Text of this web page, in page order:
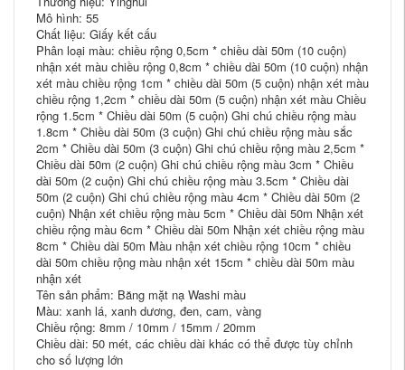
Mô hình: 55
Chất liệu: Giấy kết cấu
Phân loại màu: chiều rộng 0,5cm * chiều dài 50m (10 cuộn)
nhận xét màu chiều rộng 0,8cm * chiều dài 50m (10 cuộn) nhận
xét màu chiều rộng 1cm * chiều dài 50m (5 cuộn) nhận xét màu
chiều rộng 1,2cm * chiều dài 50m (5 cuộn) nhận xét màu Chiều
rộng 1.5cm * Chiều dài 50m (5 cuộn) Ghi chú chiều rộng màu
1.8cm * Chiều dài 50m (3 cuộn) Ghi chú chiều rộng màu sắc
2cm * Chiều dài 50m (3 cuộn) Ghi chú chiều rộng màu 2,5cm *
Chiều dài 50m (2 cuộn) Ghi chú chiều rộng màu 3cm * Chiều
dài 50m (2 cuộn) Ghi chú chiều rộng màu 3.5cm * Chiều dài
50m (2 cuộn) Ghi chú chiều rộng màu 4cm * Chiều dài 50m (2
cuộn) Nhận xét chiều rộng màu 5cm * Chiều dài 50m Nhận xét
chiều rộng màu 6cm * Chiều dài 50m Nhận xét chiều rộng màu
8cm * Chiều dài 50m Màu nhận xét chiều rộng 10cm * chiều
dài 50m chiều rộng màu nhận xét 15cm * chiều dài 50m màu
nhận xét
Tên sản phẩm: Băng mặt nạ Washi màu
Màu: xanh lá, xanh dương, đen, cam, vàng
Chiều rộng: 8mm / 10mm / 15mm / 20mm
Chiều dài: 50 mét, các chiều dài khác có thể được tùy chỉnh
cho số lượng lớn